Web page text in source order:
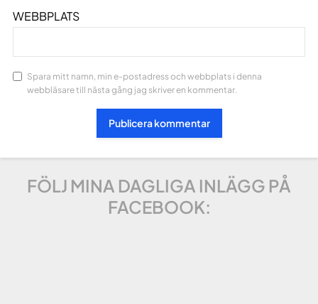
WEBBPLATS
Spara mitt namn, min e-postadress och webbplats i denna
webbläsare till nästa gång jag skriver en kommentar.
FÖLJ MINA DAGLIGA INLÄGG PÅ
FACEBOOK: